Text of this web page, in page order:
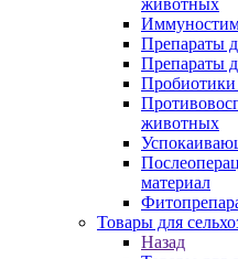
животных
Препараты
Препараты
животных
материал
Товары для
Назад